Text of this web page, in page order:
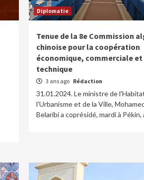
Diplomatie
Tenue de la 8e Commission
chinoise pour la coopération
économique, commerciale et
technique
3 ans ago Rédaction
31.01.2024. Le ministre de
l'Urbanisme et de la Ville,
Belaribi a coprésidé, mardi à Pékin,